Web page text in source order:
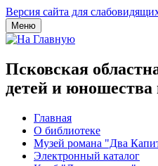
Версия сайта для
Меню
Псковская
детей и
Главная
О библиотеке
Музей романа "Два
Электронный каталог